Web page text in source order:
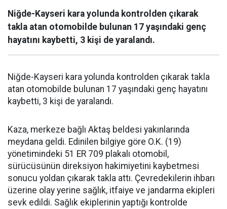
Niğde-Kayseri kara yolunda kontrolden çıkarak
takla atan otomobilde bulunan 17 yaşındaki genç
hayatını kaybetti, 3 kişi de yaralandı.
Niğde-Kayseri kara yolunda kontrolden çıkarak takla
atan otomobilde bulunan 17 yaşındaki genç hayatını
kaybetti, 3 kişi de yaralandı.
Kaza, merkeze bağlı Aktaş beldesi yakınlarında
meydana geldi. Edinilen bilgiye göre O.K. (19)
yönetimindeki 51 ER 709 plakalı otomobil,
sürücüsünün direksiyon hakimiyetini kaybetmesi
sonucu yoldan çıkarak takla attı. Çevredekilerin ihbarı
üzerine olay yerine sağlık, itfaiye ve jandarma ekipleri
sevk edildi. Sağlık ekiplerinin yaptığı kontrolde